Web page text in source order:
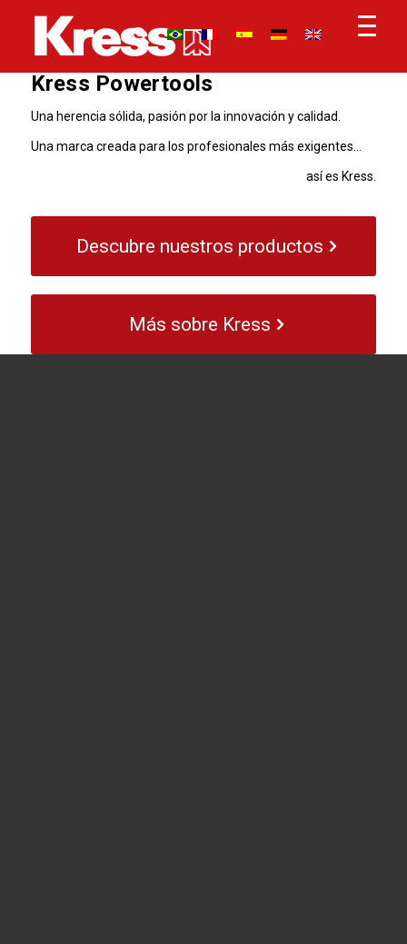
Kress Powertools
Una herencia sólida, pasión por la innovación y calidad.
Una marca creada para los profesionales más exigentes…
así es Kress.
Descubre nuestros productos
Más sobre Kress